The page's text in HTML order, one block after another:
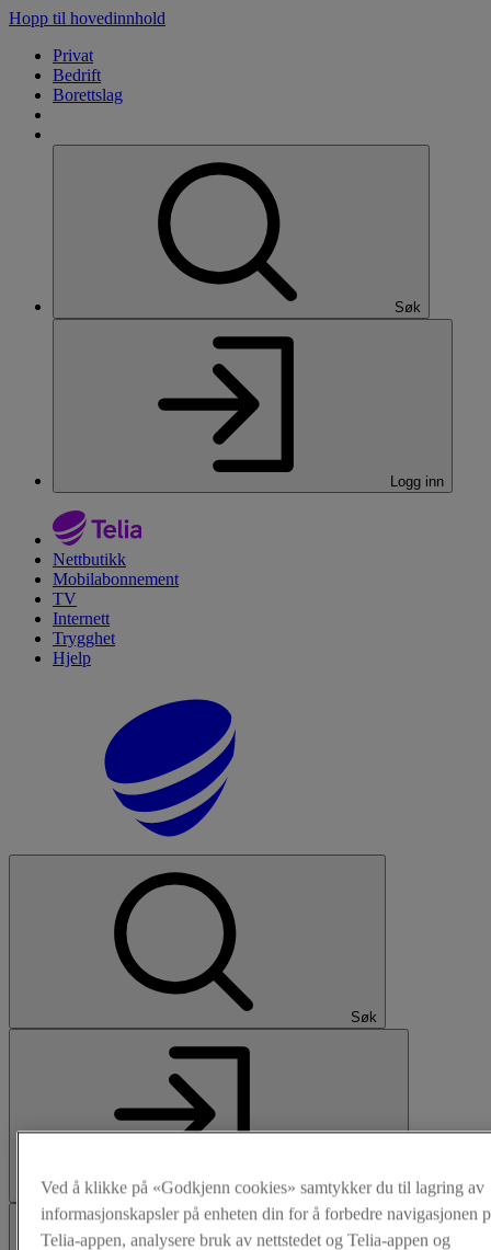
Hopp til hovedinnhold
Privat
Bedrift
Borettslag
Søk
Logg inn
Nettbutikk
Mobilabonnement
TV
Internett
Trygghet
Hjelp
Søk
Logg inn
Ved å klikke på «Godkjenn cookies» samtykker du til lagring av
informasjonskapsler på enheten din for å forbedre navigasjonen
Telia-appen, analysere bruk av nettstedet og Telia-appen og